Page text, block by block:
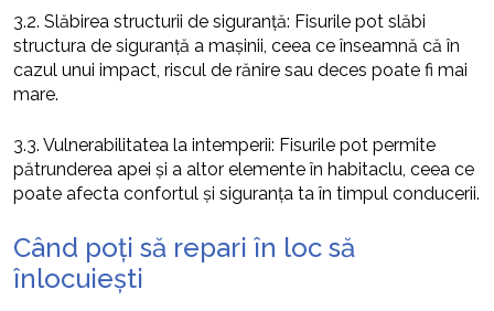
3.2. Slăbirea structurii de siguranță: Fisurile pot slăbi
structura de siguranță a mașinii, ceea ce înseamnă că în
cazul unui impact, riscul de rănire sau deces poate fi mai
mare.
3.3. Vulnerabilitatea la intemperii: Fisurile pot permite
pătrunderea apei și a altor elemente în habitaclu, ceea ce
poate afecta confortul și siguranța ta în timpul conducerii.
Când poți să repari în loc să
înlocuiești